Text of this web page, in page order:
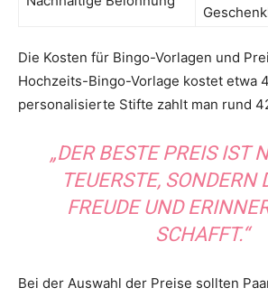
Die Kosten für Bingo-Vorlagen und
Hochzeits-Bingo-Vorlage kostet etwa
personalisierte Stifte zahlt man rund
„DER BESTE PREIS IST
TEUERSTE, SONDERN
FREUDE UND
SCHAFFT.“
Bei der Auswahl der Preise sollten